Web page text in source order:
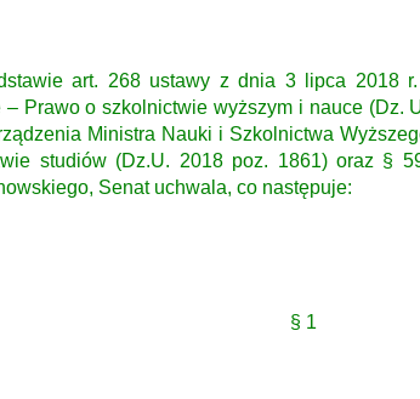
art. 268 ustawy z dnia 3 lipca 2018
– Prawo o szkolnictwie wyższym i nauce (Dz.
Ministra Nauki i Szkolnictwa
studiów (Dz.U. 2018 poz. 1861) oraz §
Senat uchwala, co następuje:
§ 1